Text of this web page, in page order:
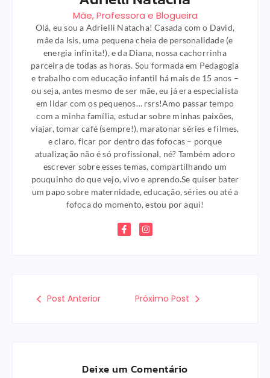
Mãe, Professora e Blogueira
Olá, eu sou a Adrielli Natacha! Casada com o David,
mãe da Isis, uma pequena cheia de personalidade (e
energia infinita!), e da Diana, nossa cachorrinha
parceira de todas as horas. Sou formada em Pedagogia
e trabalho com educação infantil há mais de 15 anos –
ou seja, antes mesmo de ser mãe, eu já era especialista
em lidar com os pequenos… rsrs!Amo passar tempo
com a minha família, estudar sobre minhas paixões,
viajar, tomar café (sempre!), maratonar séries e filmes,
e claro, ficar por dentro das fofocas – porque
atualização não é só profissional, né? Também adoro
escrever sobre esses temas, compartilhando um
pouquinho do que vejo, vivo e aprendo.Se quiser bater
um papo sobre maternidade, educação, séries ou até a
fofoca do momento, estou por aqui!
Post Anterior Próximo Post
Deixe um Comentário